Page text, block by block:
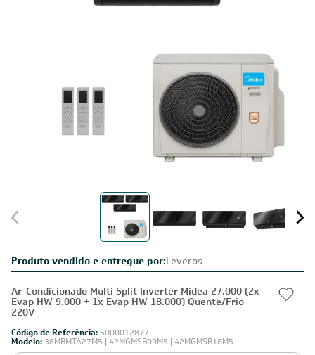
Produto vendido e entregue por:Leveros
Ar-Condicionado Multi Split Inverter Midea 27.000 (2x
Evap HW 9.000 + 1x Evap HW 18.000) Quente/Frio
220V
Código de Referência: 5000012877
Modelo: 38MBMTA27M5 | 42MGMSB09M5 | 42MGMSB18M5